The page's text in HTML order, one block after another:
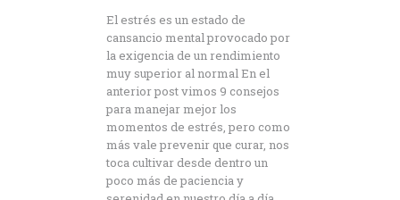
El estrés es un estado de
cansancio mental provocado por
la exigencia de un rendimiento
muy superior al normal En el
anterior post vimos 9 consejos
para manejar mejor los
momentos de estrés, pero como
más vale prevenir que curar, nos
toca cultivar desde dentro un
poco más de paciencia y